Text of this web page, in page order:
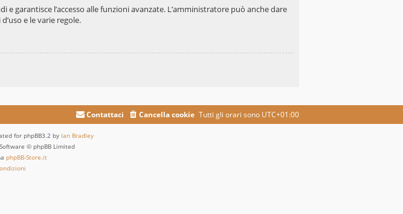
garantisce l’accesso alle funzioni avanzate. L’amministratore può anche dare
e le varie regole.
Tutti gli orari sono UTC+01:00
Cancella cookie
Contattaci
for phpBB3.2 by Ian Bradley
© phpBB Limited
phpBB-Store.it